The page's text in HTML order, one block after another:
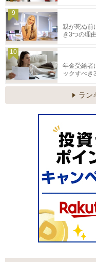
9
親が死ぬ前
き3つの理由
10
年金受給者
ックすべき
ラン